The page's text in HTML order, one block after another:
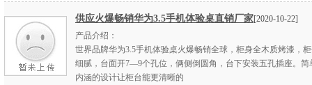
供应火爆畅销华为3.5手机体验桌直销厂家[2020-10-22]
产品介绍：
世界品牌华为3.5手机体验桌火爆畅销全球，柜身全木质烤漆，
细腻，台面开7—9个孔位，俩侧倒圆角，台下安装五孔插座。简
内涵的设计让柜台能更清晰的